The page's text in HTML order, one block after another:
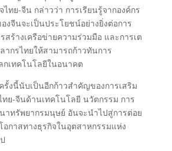
ทย-จีน กล่าวว่า การเรียนรู้จากองค์กร
งจีนจะเป็นประโยชน์อย่างยิ่งต่อการ
ร้างเครือข่ายความร่วมมือ และการเต
กรไทยให้สามารถก้าวทันการ
กเทคโนโลยีในอนาคต
รั้งนี้นับเป็นอีกก้าวสำคัญของการเสริม
ทย-จีนด้านเทคโนโลยี นวัตกรรม การ
ทรัพยากรมนุษย์ อันจะนำไปสู่การต่อย
อกาสทางธุรกิจในอุตสาหกรรมแห่ง